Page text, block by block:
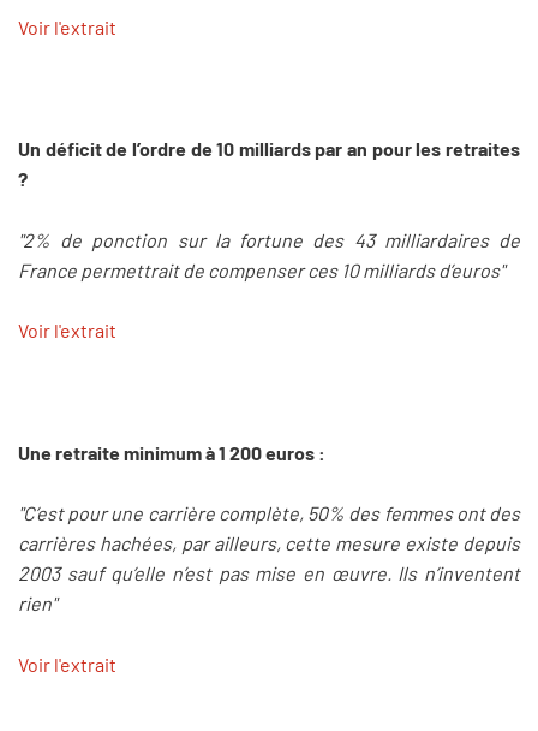
Voir l'extrait
Un déficit de l’ordre de 10 milliards par an pour les retraites
?
"2% de ponction sur la fortune des 43 milliardaires de
France permettrait de compenser ces 10 milliards d’euros"
Voir l'extrait
Une retraite minimum à 1 200 euros :
"C’est pour une carrière complète, 50% des femmes ont des
carrières hachées, par ailleurs, cette mesure existe depuis
2003 sauf qu’elle n’est pas mise en œuvre. Ils n’inventent
rien"
Voir l'extrait